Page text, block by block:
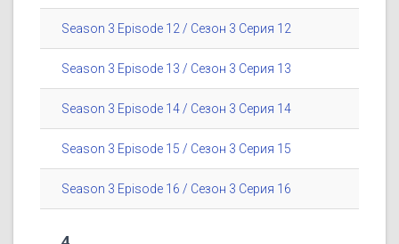
Season 3 Episode 12 / Сезон 3 Серия 12
Season 3 Episode 13 / Сезон 3 Серия 13
Season 3 Episode 14 / Сезон 3 Серия 14
Season 3 Episode 15 / Сезон 3 Серия 15
Season 3 Episode 16 / Сезон 3 Серия 16